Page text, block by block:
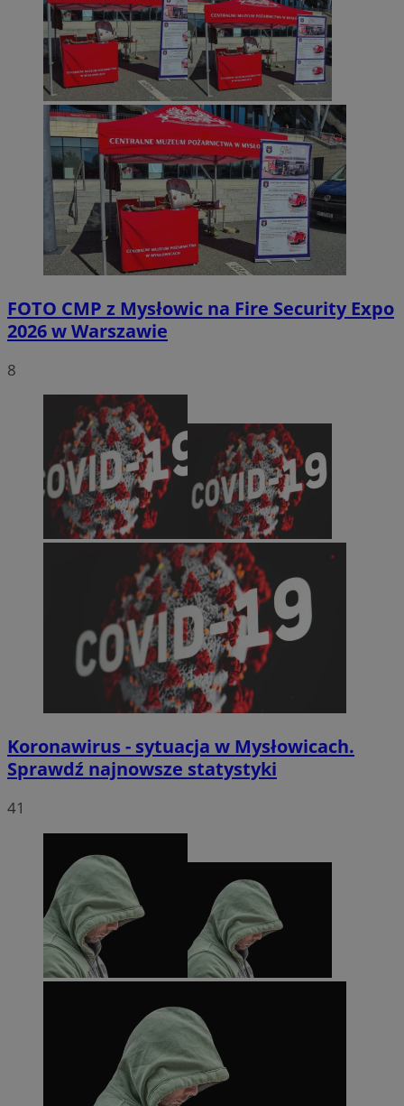
FOTO CMP z Mysłowic na Fire Security Expo
2026 w Warszawie
8
Koronawirus - sytuacja w Mysłowicach.
Sprawdź najnowsze statystyki
41